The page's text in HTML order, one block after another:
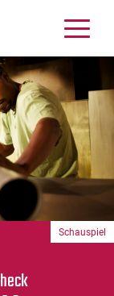
Schauspiel